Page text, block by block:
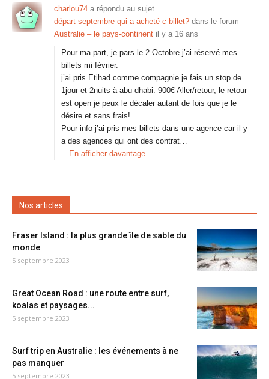
charlou74 a répondu au sujet
départ septembre qui a acheté c billet? dans le forum
Australie – le pays-continent il y a 16 ans
Pour ma part, je pars le 2 Octobre j’ai réservé mes
billets mi février.
j’ai pris Etihad comme compagnie je fais un stop de
1jour et 2nuits à abu dhabi. 900€ Aller/retour, le retour
est open je peux le décaler autant de fois que je le
désire et sans frais!
Pour info j’ai pris mes billets dans une agence car il y
a des agences qui ont des contrat…
En afficher davantage
Nos articles
Fraser Island : la plus grande île de sable du
monde
5 septembre 2023
Great Ocean Road : une route entre surf,
koalas et paysages...
5 septembre 2023
Surf trip en Australie : les événements à ne
pas manquer
5 septembre 2023